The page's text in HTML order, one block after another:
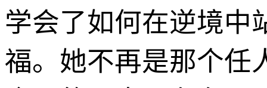
学会了如何在逆境中
福。她不再是那个任